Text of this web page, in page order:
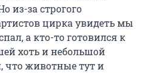
из-за строгого
цирка увидеть мы
а кто-то готовился к
хоть и небольшой
что животные тут и